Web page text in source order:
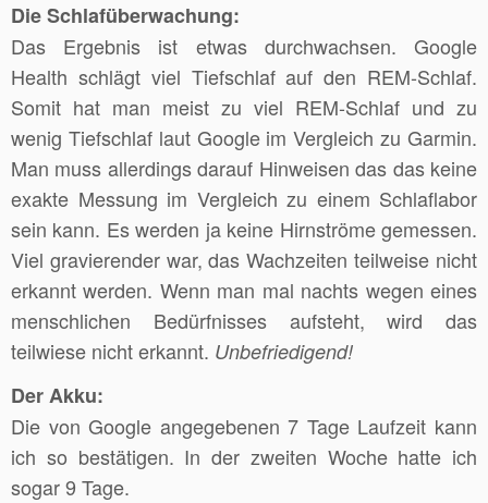
Die Schlafüberwachung:
Das Ergebnis ist etwas durchwachsen. Google
Health schlägt viel Tiefschlaf auf den REM-Schlaf.
Somit hat man meist zu viel REM-Schlaf und zu
wenig Tiefschlaf laut Google im Vergleich zu Garmin.
Man muss allerdings darauf Hinweisen das das keine
exakte Messung im Vergleich zu einem Schlaflabor
sein kann. Es werden ja keine Hirnströme gemessen.
Viel gravierender war, das Wachzeiten teilweise nicht
erkannt werden. Wenn man mal nachts wegen eines
menschlichen Bedürfnisses aufsteht, wird das
teilwiese nicht erkannt. Unbefriedigend!
Der Akku:
Die von Google angegebenen 7 Tage Laufzeit kann
ich so bestätigen. In der zweiten Woche hatte ich
sogar 9 Tage.